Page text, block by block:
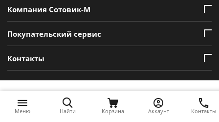
Компания Сотовик-М
Покупательский сервис
Контакты
Меню Найти Корзина Аккаунт Контакты